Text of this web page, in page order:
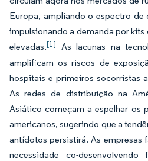
Europa, ampliando o espectro de
impulsionando a demanda por kits
elevadas.[1] As lacunas na
amplificam os riscos de
hospitais e primeiros socorristas
As redes de distribuição na
Asiático começam a espelhar os
americanos, sugerindo que a
antídotos persistirá. As empresas
necessidade co-desenvolvendo